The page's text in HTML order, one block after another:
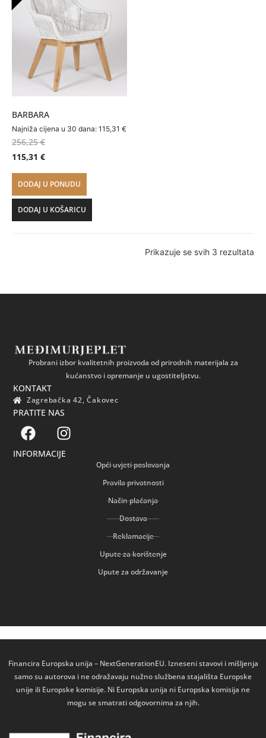
BARBARA
Najniža cijena u 30 dana: 115,31 €
256,25€
115,31 €
DODAJ U PONUDU
DODAJ U KOŠARICU
Prikazuje se svih 3 rezultata
Probrani izbor kvalitetnih proizvoda od prirodnih materijala za
kućanstvo i opremanje u ugostiteljstvu.
KONTAKT
Zagrebačka 42, Čakovec
PRATITE NAS
INFORMACIJE
Opći uvjeti poslovanja
Pravila privatnosti
Način plaćanja
Dostava
Reklamacije
Upute za korištenje
Upute za održavanje
Financira Europska unija – NextGenerationEU. Izneseni stavovi i mišljenja
samo su autorova i ne odražavaju nužno službena stajališta Europske
unije ili Europske komisije. Ni Europska unija ni Europska komisija ne
mogu se smatrati odgovornima za njih.